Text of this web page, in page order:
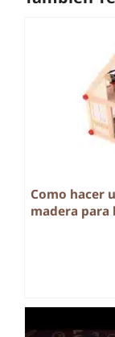
Como hacer
madera para